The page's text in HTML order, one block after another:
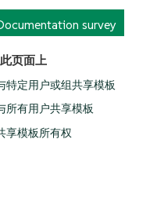
survey
页面上
特定用户或组共享模板
所有用户共享模板
享模板所有权